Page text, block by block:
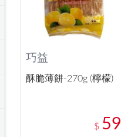
巧益
酥脆薄餅-270g (檸檬)
$ 59